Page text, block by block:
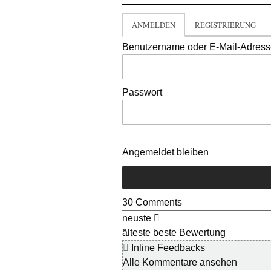
ANMELDEN REGISTRIERUNG
Benutzername oder E-Mail-
Passwort
Angemeldet bleiben
30 Comments
neuste
älteste beste Bewertung
Inline Feedbacks
Alle Kommentare ansehen